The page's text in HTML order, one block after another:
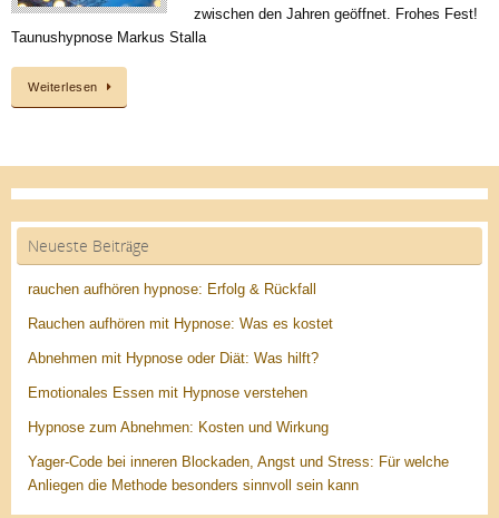
zwischen den Jahren geöffnet. Frohes Fest!
Taunushypnose Markus Stalla
Weiterlesen
Neueste Beiträge
rauchen aufhören hypnose: Erfolg & Rückfall
Rauchen aufhören mit Hypnose: Was es kostet
Abnehmen mit Hypnose oder Diät: Was hilft?
Emotionales Essen mit Hypnose verstehen
Hypnose zum Abnehmen: Kosten und Wirkung
Yager-Code bei inneren Blockaden, Angst und Stress: Für welche
Anliegen die Methode besonders sinnvoll sein kann